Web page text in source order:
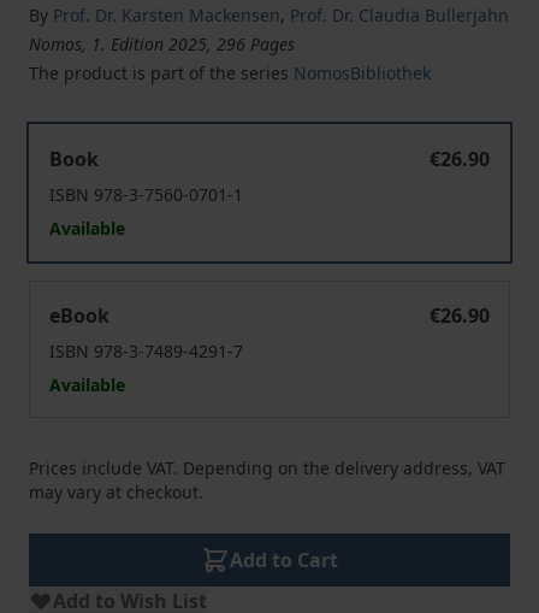
By Prof. Dr. Karsten Mackensen, Prof. Dr. Claudia Bullerjahn
Nomos, 1. Edition 2025, 296 Pages
The product is part of the series NomosBibliothek
Book
€26.90
ISBN 978-3-7560-0701-1
Available
eBook
€26.90
ISBN 978-3-7489-4291-7
Available
Prices include VAT. Depending on the delivery address, VAT
may vary at checkout.
Add to Cart
Add to Wish List